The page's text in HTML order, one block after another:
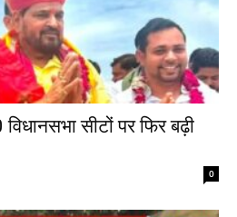
सीटों पर फिर बढ़ी
0